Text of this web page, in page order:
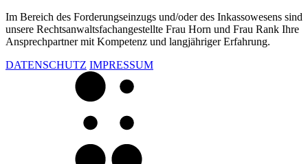
Im Bereich des Forderungseinzugs und/oder des Inkassowesens sind
unsere Rechtsanwaltsfachangestellte Frau Horn und Frau Rank Ihre
Ansprechpartner mit Kompetenz und langjähriger Erfahrung.
DATENSCHUTZ IMPRESSUM